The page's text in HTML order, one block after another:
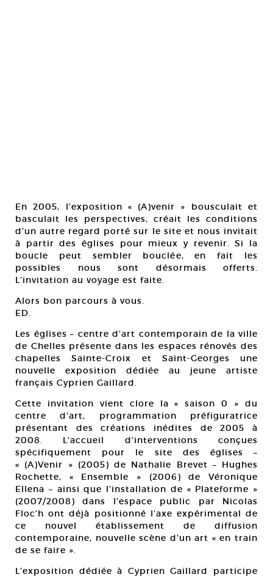
En 2005, l’exposition « (A)venir » bousculait et
basculait les perspectives, créait les conditions
d’un autre regard porté sur le site et nous invitait
à partir des églises pour mieux y revenir. Si la
boucle peut sembler bouclée, en fait les
possibles nous sont désormais offerts.
L’invitation au voyage est faite.
Alors bon parcours à vous.
ED.
Les églises – centre d’art contemporain de la ville
de Chelles présente dans les espaces rénovés des
chapelles Sainte-Croix et Saint-Georges une
nouvelle exposition dédiée au jeune artiste
français Cyprien Gaillard.
Cette invitation vient clore la « saison 0 » du
centre d’art, programmation préfiguratrice
présentant des créations inédites de 2005 à
2008. L’accueil d’interventions conçues
spécifiquement pour le site des églises –
« (A)Venir » (2005) de Nathalie Brevet – Hughes
Rochette, « Ensemble » (2006) de Véronique
Ellena – ainsi que l’installation de « Plateforme »
(2007/2008) dans l’espace public par Nicolas
Floc’h ont déjà positionné l’axe expérimental de
ce nouvel établissement de diffusion
contemporaine, nouvelle scène d’un art « en train
de se faire ».
L’exposition dédiée à Cyprien Gaillard participe